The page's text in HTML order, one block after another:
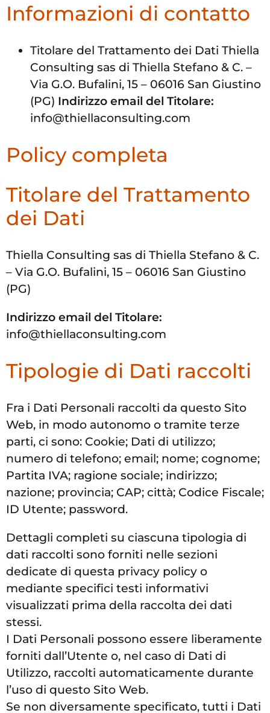
Informazioni di contatto
Titolare del Trattamento dei Dati Thiella
Consulting sas di Thiella Stefano & C. –
Via G.O. Bufalini, 15 – 06016 San Giustino
(PG) Indirizzo email del Titolare:
info@thiellaconsulting.com
Policy completa
Titolare del Trattamento
dei Dati
Thiella Consulting sas di Thiella Stefano & C.
– Via G.O. Bufalini, 15 – 06016 San Giustino
(PG)
Indirizzo email del Titolare:
info@thiellaconsulting.com
Tipologie di Dati raccolti
Fra i Dati Personali raccolti da questo Sito
Web, in modo autonomo o tramite terze
parti, ci sono: Cookie; Dati di utilizzo;
numero di telefono; email; nome; cognome;
Partita IVA; ragione sociale; indirizzo;
nazione; provincia; CAP; città; Codice Fiscale;
ID Utente; password.
Dettagli completi su ciascuna tipologia di
dati raccolti sono forniti nelle sezioni
dedicate di questa privacy policy o
mediante specifici testi informativi
visualizzati prima della raccolta dei dati
stessi.
I Dati Personali possono essere liberamente
forniti dall’Utente o, nel caso di Dati di
Utilizzo, raccolti automaticamente durante
l’uso di questo Sito Web.
Se non diversamente specificato, tutti i Dati